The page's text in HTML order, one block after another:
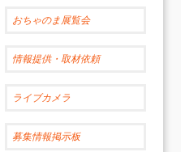
おちゃのま展覧会
情報提供・取材依頼
ライブカメラ
募集情報掲示板